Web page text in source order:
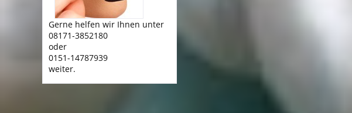
Gerne helfen wir Ihnen unter
08171-3852180
oder
0151-14787939
weiter.